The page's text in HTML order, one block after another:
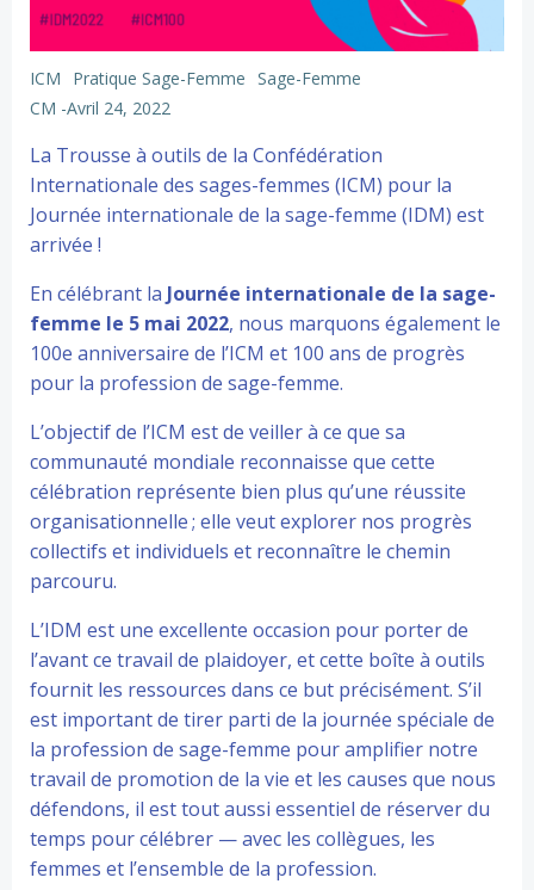
ICM Pratique Sage-Femme Sage-Femme
CM -Avril 24, 2022
La Trousse à outils de la Confédération
Internationale des sages-femmes (ICM) pour la
Journée internationale de la sage-femme (IDM) est
arrivée !
En célébrant la Journée internationale de la sage-
femme le 5 mai 2022, nous marquons également le
100e anniversaire de l’ICM et 100 ans de progrès
pour la profession de sage-femme.
L’objectif de l’ICM est de veiller à ce que sa
communauté mondiale reconnaisse que cette
célébration représente bien plus qu’une réussite
organisationnelle ; elle veut explorer nos progrès
collectifs et individuels et reconnaître le chemin
parcouru.
L’IDM est une excellente occasion pour porter de
l’avant ce travail de plaidoyer, et cette boîte à outils
fournit les ressources dans ce but précisément. S’il
est important de tirer parti de la journée spéciale de
la profession de sage-femme pour amplifier notre
travail de promotion de la vie et les causes que nous
défendons, il est tout aussi essentiel de réserver du
temps pour célébrer — avec les collègues, les
femmes et l’ensemble de la profession.